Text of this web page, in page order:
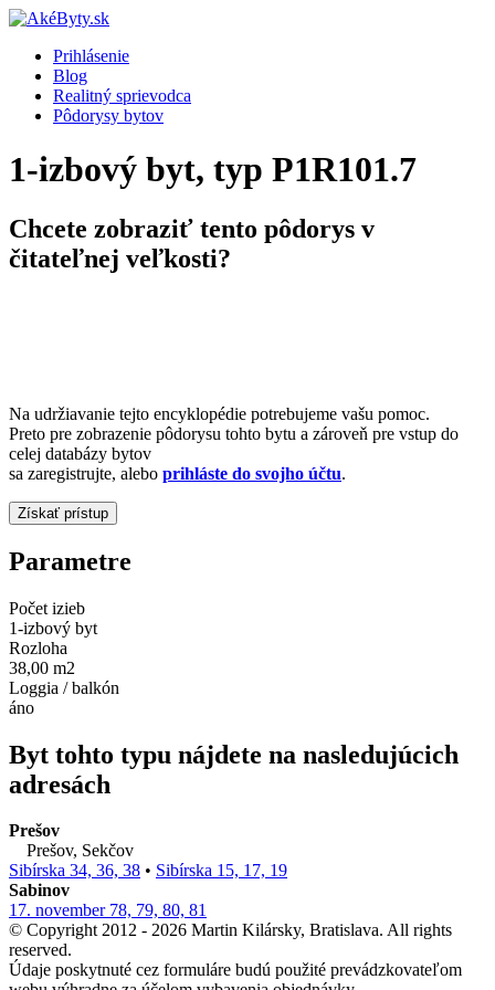
Prihlásenie
Blog
Realitný sprievodca
Pôdorysy bytov
1-izbový byt, typ P1R101.7
Chcete zobraziť tento pôdorys v
čitateľnej veľkosti?
Na udržiavanie tejto encyklopédie potrebujeme vašu pomoc.
Preto pre zobrazenie pôdorysu tohto bytu a zároveň pre vstup do
celej databázy bytov
sa zaregistrujte, alebo prihláste do svojho účtu.
Parametre
Počet izieb
1-izbový byt
Rozloha
38,00 m2
Loggia / balkón
áno
Byt tohto typu nájdete na nasledujúcich
adresách
Prešov
Prešov, Sekčov
Sibírska 34, 36, 38 • Sibírska 15, 17, 19
Sabinov
17. november 78, 79, 80, 81
© Copyright 2012 - 2026 Martin Kilársky, Bratislava. All rights
reserved.
Údaje poskytnuté cez formuláre budú použité prevádzkovateľom